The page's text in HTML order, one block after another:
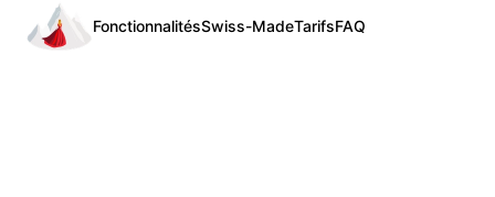
FonctionnalitésSwiss-MadeTarifsFAQ